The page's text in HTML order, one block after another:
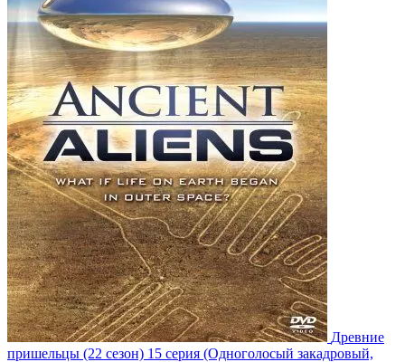
Древние
пришельцы (22 сезон) 15 серия (Одноголосый закадровый,